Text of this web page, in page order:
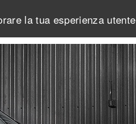
la tua esperienza utente